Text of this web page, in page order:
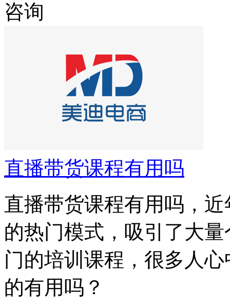
咨询
直播带货课程有用吗
直播带货课程有用吗，
的热门模式，吸引了大
门的培训课程，很多人
的有用吗？